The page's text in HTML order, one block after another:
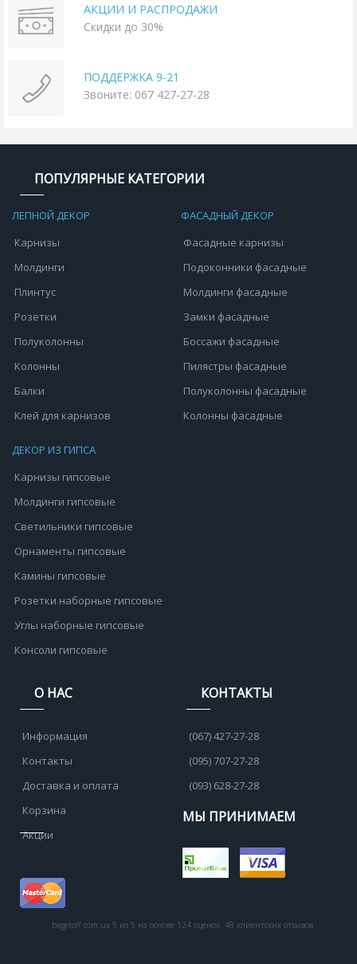
АКЦИИ И РАСПРОДАЖИ
Скидки до 30%
ПОДДЕРЖКА 9-21
Звоните: 067 427-27-28
ПОПУЛЯРНЫЕ КАТЕГОРИИ
ЛЕПНОЙ ДЕКОР
Карнизы
Молдинги
Плинтус
Розетки
Полуколонны
Колонны
Балки
Клей для карнизов
ФАСАДНЫЙ ДЕКОР
Фасадные карнизы
Подоконники фасадные
Молдинги фасадные
Замки фасадные
Боссажи фасадные
Пилястры фасадные
Полуколонны фасадные
Колонны фасадные
ДЕКОР ИЗ ГИПСА
Карнизы гипсовые
Молдинги гипсовые
Светильники гипсовые
Орнаменты гипсовые
Камины гипсовые
Розетки наборные гипсовые
Углы наборные гипсовые
Консоли гипсовые
О НАС
Информация
Контакты
Доставка и оплата
Корзина
Акции
КОНТАКТЫ
(067) 427-27-28
(095) 707-27-28
(093) 628-27-28
МЫ ПРИНИМАЕМ
bagetoff.com.ua 5 из 5 на основе 124 оценок. 48 клиентских отзывов